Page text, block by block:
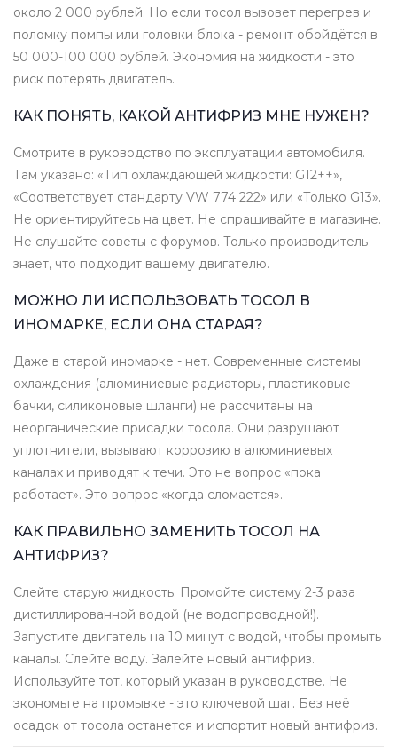
около 2 000 рублей. Но если тосол вызовет перегрев и
поломку помпы или головки блока - ремонт обойдётся в
50 000-100 000 рублей. Экономия на жидкости - это
риск потерять двигатель.
КАК ПОНЯТЬ, КАКОЙ АНТИФРИЗ МНЕ НУЖЕН?
Смотрите в руководство по эксплуатации автомобиля.
Там указано: «Тип охлаждающей жидкости: G12++»,
«Соответствует стандарту VW 774 222» или «Только G13».
Не ориентируйтесь на цвет. Не спрашивайте в магазине.
Не слушайте советы с форумов. Только производитель
знает, что подходит вашему двигателю.
МОЖНО ЛИ ИСПОЛЬЗОВАТЬ ТОСОЛ В
ИНОМАРКЕ, ЕСЛИ ОНА СТАРАЯ?
Даже в старой иномарке - нет. Современные системы
охлаждения (алюминиевые радиаторы, пластиковые
бачки, силиконовые шланги) не рассчитаны на
неорганические присадки тосола. Они разрушают
уплотнители, вызывают коррозию в алюминиевых
каналах и приводят к течи. Это не вопрос «пока
работает». Это вопрос «когда сломается».
КАК ПРАВИЛЬНО ЗАМЕНИТЬ ТОСОЛ НА
АНТИФРИЗ?
Слейте старую жидкость. Промойте систему 2-3 раза
дистиллированной водой (не водопроводной!).
Запустите двигатель на 10 минут с водой, чтобы промыть
каналы. Слейте воду. Залейте новый антифриз.
Используйте тот, который указан в руководстве. Не
экономьте на промывке - это ключевой шаг. Без неё
осадок от тосола останется и испортит новый антифриз.